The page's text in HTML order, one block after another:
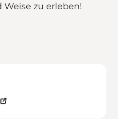
zu erleben!